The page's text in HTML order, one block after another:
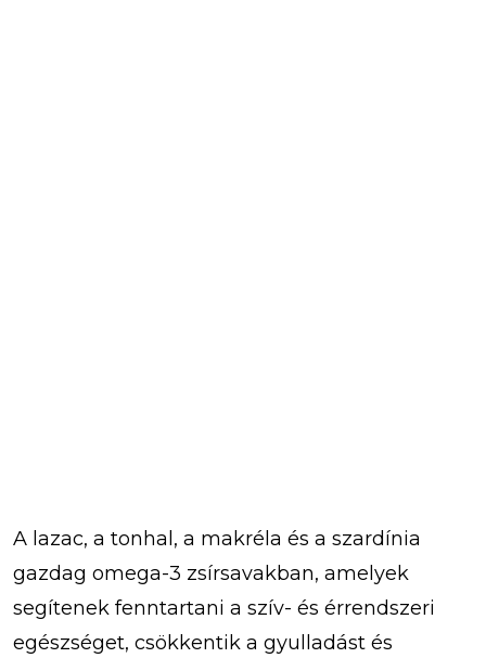
A lazac, a tonhal, a makréla és a szardínia
gazdag omega-3 zsírsavakban, amelyek
segítenek fenntartani a szív- és érrendszeri
egészséget, csökkentik a gyulladást és